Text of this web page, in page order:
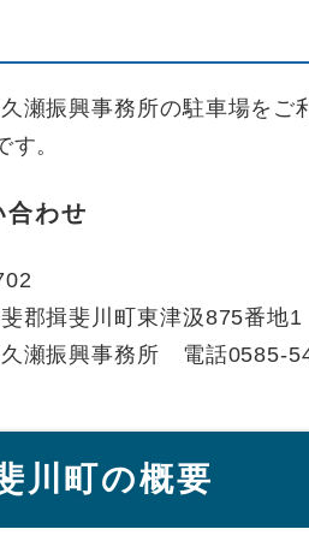
瀬振興事務所の駐車場をご
す。
合わせ
郡揖斐川町東津汲875番地1
瀬振興事務所 電話0585-
川町の概要